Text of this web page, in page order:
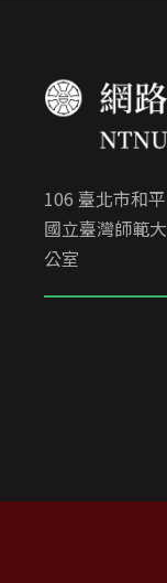
106 臺北市和
國立臺灣師範
公室